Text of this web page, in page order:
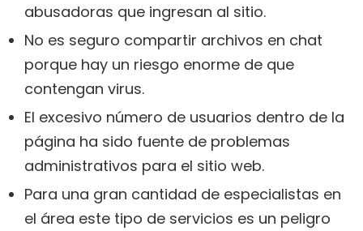
abusadoras que ingresan al sitio.
No es seguro compartir archivos en chat
porque hay un riesgo enorme de que
contengan virus.
El excesivo número de usuarios dentro de la
página ha sido fuente de problemas
administrativos para el sitio web.
Para una gran cantidad de especialistas en
el área este tipo de servicios es un peligro